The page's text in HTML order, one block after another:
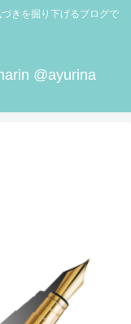
きを掘り下げるブログで
@ayurina